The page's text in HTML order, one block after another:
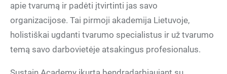
apie tvarumą ir padėti įtvirtinti jas savo
organizacijose. Tai pirmoji akademija Lietuvoje,
holistiškai ugdanti tvarumo specialistus ir už tvarumo
temą savo darbovietėje atsakingus profesionalus.